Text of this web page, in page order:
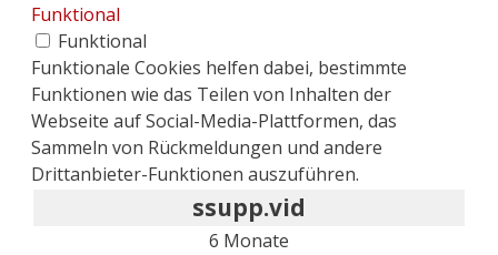
Funktional
Funktional
Funktionale Cookies helfen dabei, bestimmte
Funktionen wie das Teilen von Inhalten der
Webseite auf Social-Media-Plattformen, das
Sammeln von Rückmeldungen und andere
Drittanbieter-Funktionen auszuführen.
ssupp.vid
6 Monate